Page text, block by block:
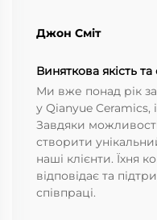
Джон Сміт
Виняткова якість
Ми вже понад рік
у Qianyue Ceramics,
Завдяки
створити
наші клієнти. Їхня
відповідає та
співпраці.